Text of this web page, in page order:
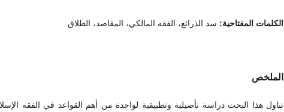
الكلمات المفتاحية: سد الذرائع، الفقه المالكي، المقاصد، الطلاق
الملخص
تناول هذا البحث دراسة تأصيلية وتطبيقية لواحدة من أهم القواعد في الفقه